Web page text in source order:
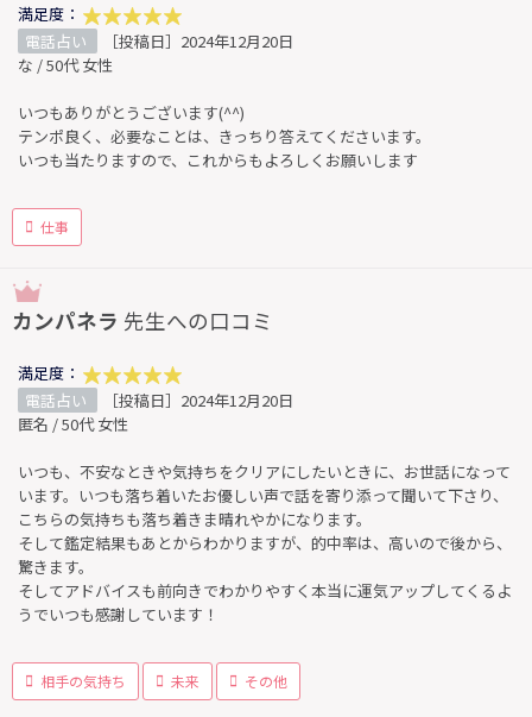
満足度：
電話占い
［投稿日］2024年12月20日
な / 50代 女性
いつもありがとうございます(^^)
テンポ良く、必要なことは、きっちり答えてくださいます。
いつも当たりますので、これからもよろしくお願いします
仕事
カンパネラ 先生への口コミ
満足度：
電話占い
［投稿日］2024年12月20日
匿名 / 50代 女性
いつも、不安なときや気持ちをクリアにしたいときに、お世話になって
います。いつも落ち着いたお優しい声で話を寄り添って聞いて下さり、
こちらの気持ちも落ち着きま晴れやかになります。
そして鑑定結果もあとからわかりますが、的中率は、高いので後から、
驚きます。
そしてアドバイスも前向きでわかりやすく本当に運気アップしてくるよ
うでいつも感謝しています！
相手の気持ち 未来 その他